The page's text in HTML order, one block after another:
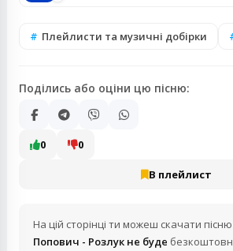
Плейлисти та музичні добірки
Поділись або оціни цю пісню:
0 0
В плейлист
На цій сторінці ти можеш скачати пісню
Попович - Розлук не буде